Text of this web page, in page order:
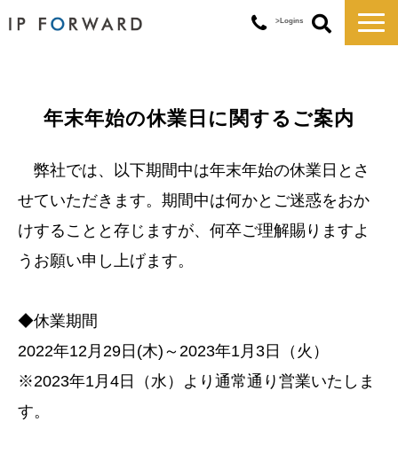
>Logins
コラム
企業情報
年末年始の休業日に関するご案内
弊社では、以下期間中は年末年始の休業日とさ
せていただきます。期間中は何かとご迷惑をおか
けすることと存じますが、何卒ご理解賜りますよ
うお願い申し上げます。
◆休業期間
2022年12月29日(木)～2023年1月3日（火）
※2023年1月4日（水）より通常通り営業いたしま
す。